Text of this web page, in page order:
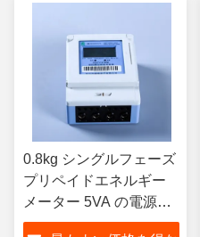
0.8kg シングルフェーズ
プリペイドエネルギー
メーター 5VA の電源消
費量と直接アクセス型